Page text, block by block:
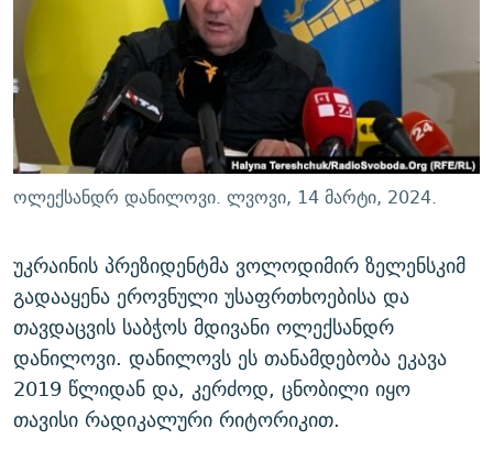
ᲛᲝᲚᲐᲞᲐᲠᲐᲙᲔ ᲢᲔᲥᲡᲢᲔᲑᲘ
ᲨᲘᲜ - ᲣᲪᲮᲝᲔᲗᲨᲘ
ᲚᲘᲢᲔᲠᲐᲢᲣᲠᲣᲚᲘ ᲬᲐᲮᲜᲐᲒᲔᲑᲘ
ᲐᲛᲔᲠᲘᲙᲣᲚᲘ ᲛᲝᲗᲮᲠᲝᲑᲐ
ᲘᲛᲞᲔᲠᲘᲐ ᲓᲐ ᲠᲐᲓᲘᲝ
ᲩᲔᲛᲘ ᲡᲘᲙᲕᲓᲘᲚᲘᲡ ᲛᲘᲖᲔᲖᲘᲐ COVID-19
11 ᲬᲔᲚᲘ - 11 ᲐᲛᲑᲐᲕᲘ
ᲡᲐᲞᲐᲠᲚᲐᲛᲔᲜᲢᲝ ᲐᲠᲩᲔᲕᲜᲔᲑᲘᲡ ᲘᲡᲢᲝᲠᲘᲐ
ᲑᲐᲕᲨᲕᲔᲑᲘ ᲞᲠᲝᲡᲢᲘᲢᲣᲪᲘᲐᲨᲘ - ᲐᲛᲝᲣᲗᲥᲛᲔᲚᲘ ᲐᲛᲑᲐᲕᲘ
5 ᲐᲛᲑᲐᲕᲘ - 20 ᲘᲕᲜᲘᲡᲡ ᲓᲐᲨᲐᲕᲔᲑᲣᲚᲔᲑᲘ
ПРИВЕТ ᲙᲣᲚᲢᲣᲠᲐ
ᲒᲐᲛᲝᲘᲬᲔᲠᲔ
რთე/რთ-ის ყველა საიტი
ოლექსანდრ დანილოვი. ლვოვი, 14 მარტი, 2024.
უკრაინის პრეზიდენტმა ვოლოდიმირ ზელენსკიმ
გადააყენა ეროვნული უსაფრთხოებისა და
თავდაცვის საბჭოს მდივანი ოლექსანდრ
დანილოვი. დანილოვს ეს თანამდებობა ეკავა
2019 წლიდან და, კერძოდ, ცნობილი იყო
თავისი რადიკალური რიტორიკით.